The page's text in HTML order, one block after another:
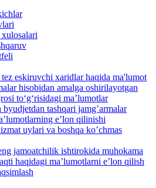
eskiruvchi xaridlar haqida ma'lumot
hisobidan amalga oshirilayotgan
to‘g‘risidagi maʼlumotlar
tashqari jamgʼarmalar
eʼlon qilinishi
uylari va boshqa koʼchmas
jamoatchilik ishtirokida muhokama
haqidagi maʼlumotlarni eʼlon qilish